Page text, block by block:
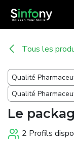
Tous les
Qualité
Qualité
Le
2 Profils